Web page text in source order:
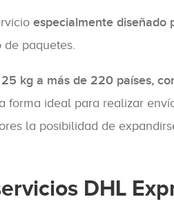
especialmente diseñado
paquetes.
kg a más de 220 países,
forma ideal para realizar
la posibilidad de
DHL